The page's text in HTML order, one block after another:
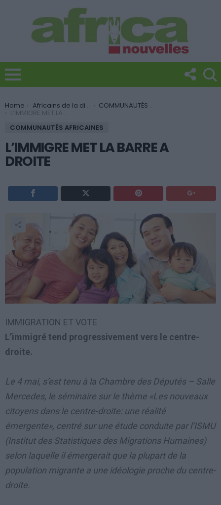
You are here:
Home Africains de la diaspora COMMUNAUTÉS AFRICAINES
L’IMMIGRE MET LA BARRE A DROITE
COMMUNAUTÉS AFRICAINES
L’IMMIGRE MET LA BARRE A
DROITE
IMMIGRATION ET VOTE
L’immigré tend progressivement vers le centre-
droite.
Le 4 mai, s’est tenu à la Chambre des Députés – Salle
Mercedes, le séminaire sur le thème «Les nouveaux
citoyens dans le centre-droite: une réalité
émergente», centré sur une étude conduite par l’ISMU
(Institut des Statistiques des Migrations Humaines)
selon laquelle il émergerait que la plupart de la
population migrante a une idéologie proche du centre-
droite.